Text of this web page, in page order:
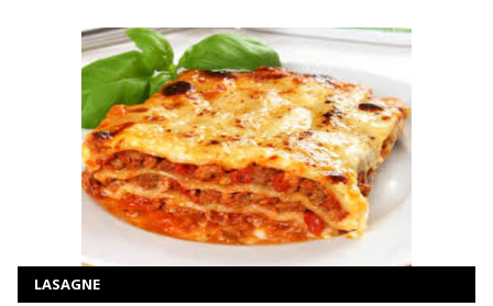
MEER INFORMATIE
Selecteer opties
LASAGNE